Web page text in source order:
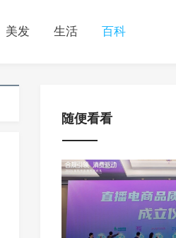
美发 生活 百科
随便看看